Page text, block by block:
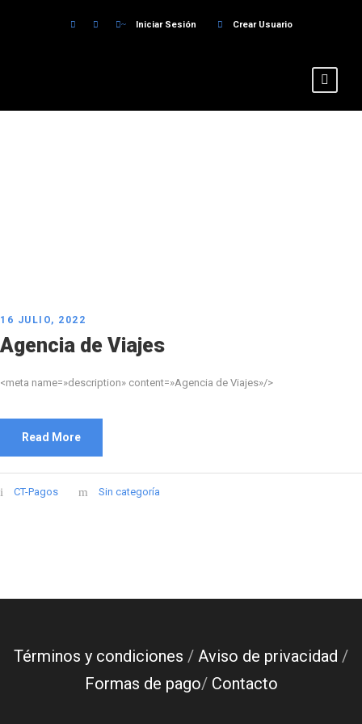
Iniciar Sesión Crear Usuario
16 JULIO, 2022
Agencia de Viajes
<meta name=»description» content=»Agencia de Viajes»/>
Read More
CT-Pagos Sin categoría
Términos y condiciones / Aviso de privacidad /
Formas de pago/ Contacto